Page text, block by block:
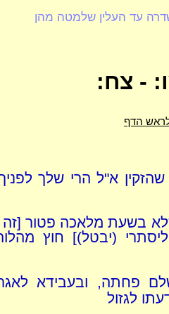
עד העלין שלמטה מהן
- צח:
הדף
א"ל הרי שלך
בשעת מלאכה פטור [זה
(יבטל)] חוץ
פחתה, ובעבידא
לגזול